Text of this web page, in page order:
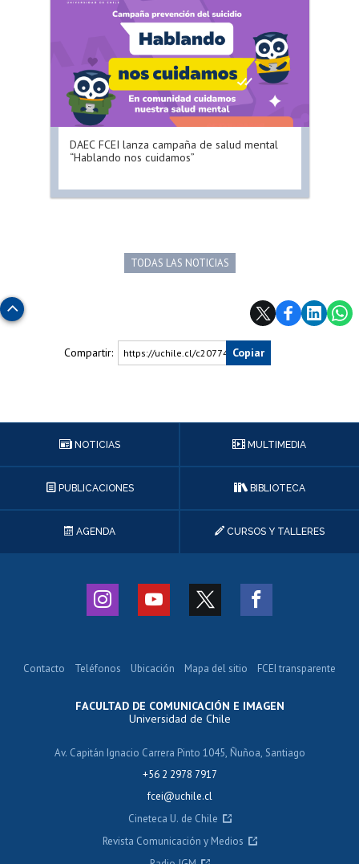
DAEC FCEI lanza campaña de salud mental
“Hablando nos cuidamos”
TODAS LAS NOTICIAS
Subir
Compartir: https://uchile.cl/c207747Copiar
NOTICIAS MULTIMEDIA
PUBLICACIONES BIBLIOTECA
AGENDA CURSOS Y TALLERES
FACULTAD DE COMUNICACIÓN E IMAGEN
Universidad de Chile
Av. Capitán Ignacio Carrera Pinto 1045, Ñuñoa, Santiago
+56 2 2978 7917
fcei@uchile.cl
Contacto Teléfonos Ubicación Mapa del sitio FCEI transparente
Cineteca U. de Chile
Revista Comunicación y Medios